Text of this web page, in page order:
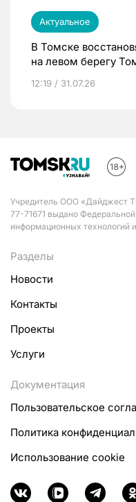
Актуальное
В Томске
на левом берегу
12:19 / 31.07.26
Учредитель ООО «Дайджест
77-71671 выдано
информационных технологий
Разделы
Новости
Контакты
Проекты
Услуги
Документация
Пользовательское
Политика
Использование cookie